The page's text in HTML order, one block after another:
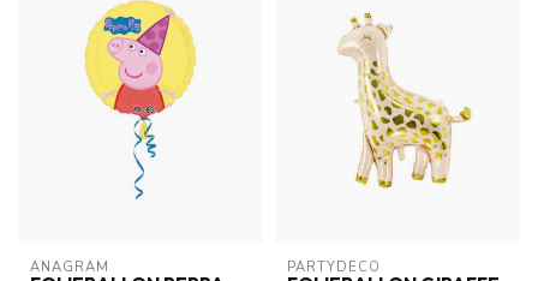
ANAGRAM PARTYDECO